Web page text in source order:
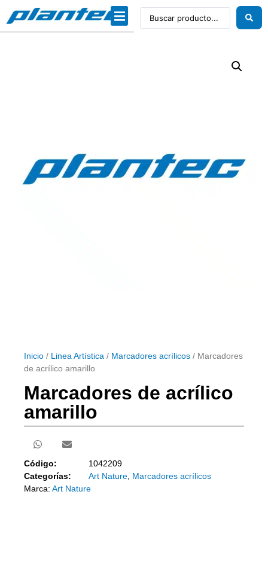
Inicio / Linea Artística / Marcadores acrílicos / Marcadores
de acrílico amarillo
Marcadores de acrílico
amarillo
Código:
1042209
Categorías:
Art Nature Marcadores acrílicos
Marca: Art Nature